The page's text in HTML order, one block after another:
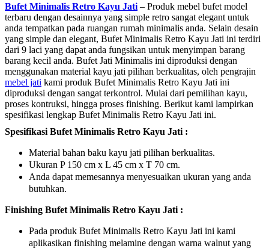
Bufet Minimalis Retro Kayu Jati – Produk mebel bufet model
terbaru dengan desainnya yang simple retro sangat elegant untuk
anda tempatkan pada ruangan rumah minimalis anda. Selain desain
yang simple dan elegant, Bufet Minimalis Retro Kayu Jati ini terdiri
dari 9 laci yang dapat anda fungsikan untuk menyimpan barang
barang kecil anda. Bufet Jati Minimalis ini diproduksi dengan
menggunakan material kayu jati pilihan berkualitas, oleh pengrajin
mebel jati kami produk Bufet Minimalis Retro Kayu Jati ini
diproduksi dengan sangat terkontrol. Mulai dari pemilihan kayu,
proses kontruksi, hingga proses finishing. Berikut kami lampirkan
spesifikasi lengkap Bufet Minimalis Retro Kayu Jati ini.
Spesifikasi Bufet Minimalis Retro Kayu Jati :
Material bahan baku kayu jati pilihan berkualitas.
Ukuran P 150 cm x L 45 cm x T 70 cm.
Anda dapat memesannya menyesuaikan ukuran yang anda
butuhkan.
Finishing Bufet Minimalis Retro Kayu Jati :
Pada produk Bufet Minimalis Retro Kayu Jati ini kami
aplikasikan finishing melamine dengan warna walnut yang